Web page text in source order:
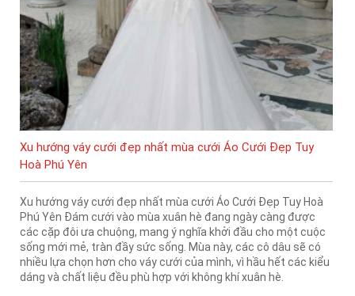
Xu hướng váy cưới đẹp nhất mùa cưới Áo Cưới Đẹp Tuy
Hoà Phú Yên
Xu hướng váy cưới đẹp nhất mùa cưới Áo Cưới Đẹp Tuy Hoà
Phú Yên Đám cưới vào mùa xuân hè đang ngày càng được
các cặp đôi ưa chuộng, mang ý nghĩa khởi đầu cho một cuộc
sống mới mẻ, tràn đầy sức sống. Mùa này, các cô dâu sẽ có
nhiều lựa chọn hơn cho váy cưới của mình, vì hầu hết các kiểu
dáng và chất liệu đều phù hợp với không khí xuân hè.